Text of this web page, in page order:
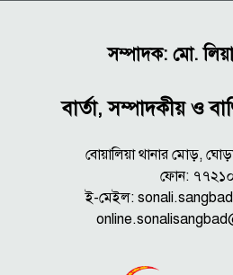
সম্পাদক: মো.
বার্তা, সম্পাদকীয় ও
বোয়ালিয়া থানার মোড়,
ফোন:
ই-মেইল: